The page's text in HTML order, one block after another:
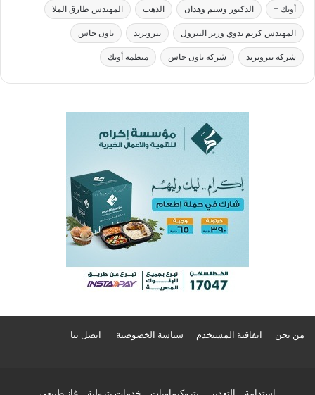
أوبك + الدكتور وسيم وهدان الذهب المهندس طارق الملا
المهندس كريم بدوي وزير البترول بتروتريد تاون جاس
شركة بتروتريد شركة تاون جاس منظمة أوبك
من نحن اتفاقية المستخدم سياسة الخصوصية اتصل بنا